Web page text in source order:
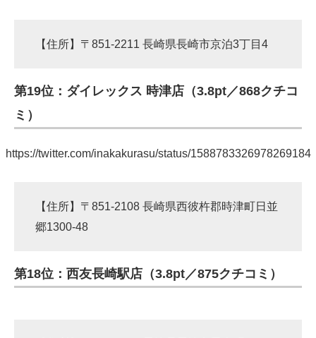
【住所】〒851-2211 長崎県長崎市京泊3丁目4
第19位：ダイレックス 時津店（3.8pt／868クチコ
ミ）
https://twitter.com/inakakurasu/status/1588783326978269184
【住所】〒851-2108 長崎県西彼杵郡時津町日並
郷1300-48
第18位：西友長崎駅店（3.8pt／875クチコミ）